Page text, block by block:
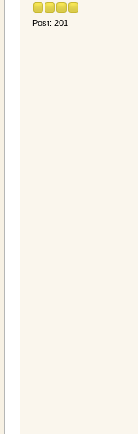
Post: 201